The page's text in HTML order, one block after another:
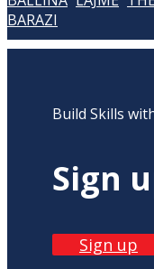
BARAZI
Build Skills
Sign
Sign up